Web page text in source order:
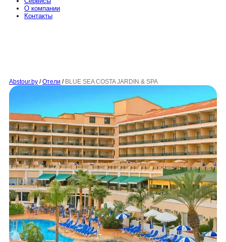
O компании
Контакты
Abstour.by / Отели / BLUE SEA COSTA JARDIN & SPA